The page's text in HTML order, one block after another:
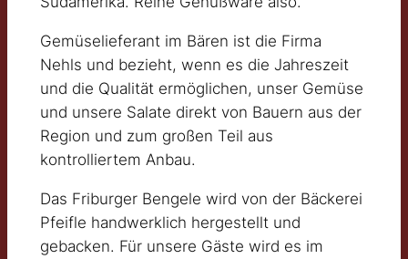
Gemüselieferant im Bären ist die Firma
Nehls und bezieht, wenn es die Jahreszeit
und die Qualität ermöglichen, unser Gemüse
und unsere Salate direkt von Bauern aus der
Region und zum großen Teil aus
kontrolliertem Anbau.
Das Friburger Bengele wird von der Bäckerei
Pfeifle handwerklich hergestellt und
gebacken. Für unsere Gäste wird es im